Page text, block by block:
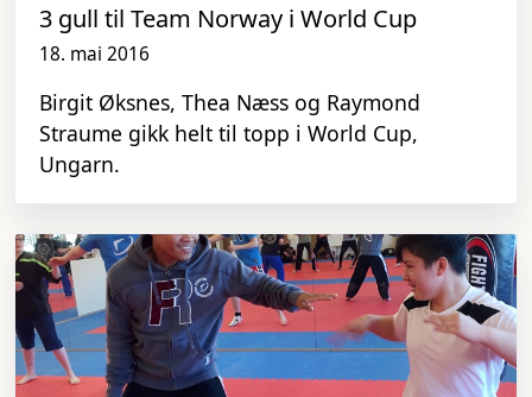
3 gull til Team Norway i World Cup
18. mai 2016
Birgit Øksnes, Thea Næss og Raymond
Straume gikk helt til topp i World Cup,
Ungarn.